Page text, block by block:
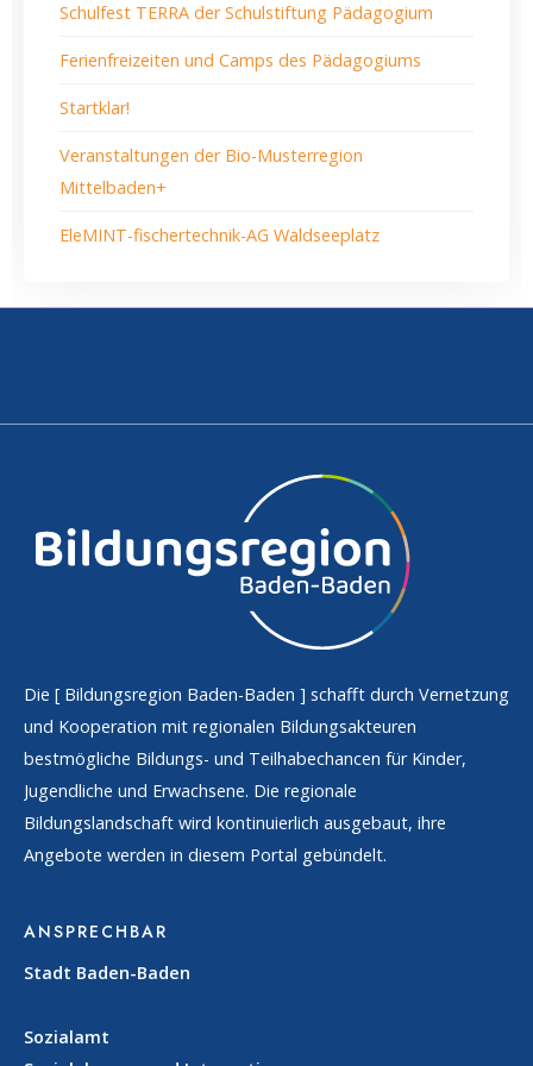
Schulfest TERRA der Schulstiftung Pädagogium
Ferienfreizeiten und Camps des Pädagogiums
Startklar!
Veranstaltungen der Bio-Musterregion
Mittelbaden+
EleMINT-fischertechnik-AG Waldseeplatz
Die [ Bildungsregion Baden-Baden ] schafft durch Vernetzung
und Kooperation mit regionalen Bildungsakteuren
bestmögliche Bildungs- und Teilhabechancen für Kinder,
Jugendliche und Erwachsene. Die regionale
Bildungslandschaft wird kontinuierlich ausgebaut, ihre
Angebote werden in diesem Portal gebündelt.
ANSPRECHBAR
Stadt Baden-Baden
Sozialamt